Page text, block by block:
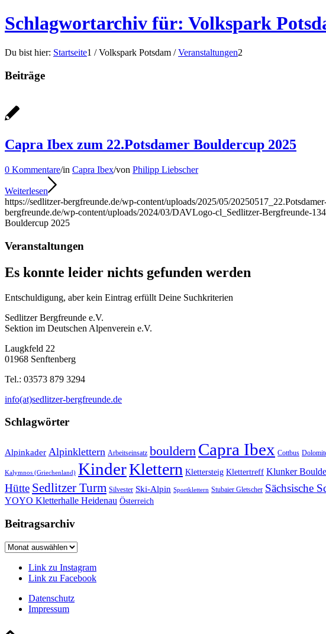
Schlagwortarchiv für: Volkspark
Du bist hier: Startseite1 / Volkspark Potsdam / Veranstaltungen2
Beiträge
Capra Ibex zum 22.Potsdamer Bouldercup 2025
0 Kommentare/in Capra Ibex/von Philipp Liebscher
Weiterlesen
https://sedlitzer-bergfreunde.de/wp-content/uploads/2025/05/
bergfreunde.de/wp-content/uploads/2024/03/DAVLogo-cl_Sedlitzer-Bergfreunde-
Bouldercup 2025
Veranstaltungen
Es konnte leider nichts gefunden werden
Entschuldigung, aber kein Eintrag erfüllt Deine Suchkriterien
Sedlitzer Bergfreunde e.V.
Sektion im Deutschen Alpenverein e.V.
Laugkfeld 22
01968 Senftenberg
Tel.: 03573 879 3294
info(at)sedlitzer-bergfreunde.de
Schlagwörter
Alpinkader Alpinklettern Arbeitseinsatz bouldern Capra Ibex Cottbus
Kalymnos (Griechenland) KinderKlettern Klettersteig Klettertreff Klunker
Hütte Sedlitzer Turm Silvester Ski-Alpin Sportklettern Stubaier Gletscher Sächsische
YOYO Kletterhalle Heidenau Österreich
Beitragsarchiv
Beitragsarchiv
Link zu Instagram
Link zu Facebook
Datenschutz
Impressum